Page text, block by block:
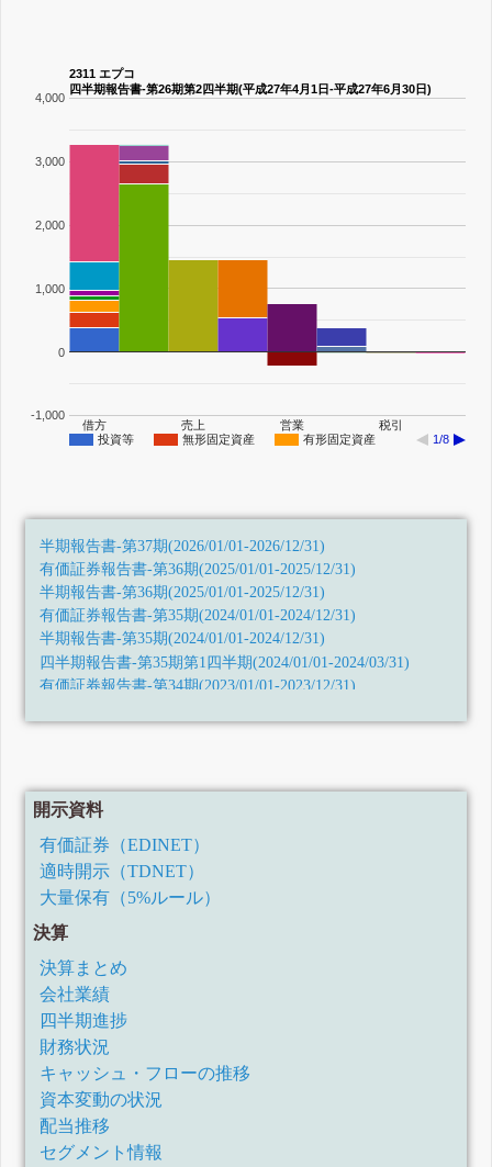
2311 エプコ
四半期報告書-第26期第2四半期(平成27年4月1日-平成27年6月30日)
投資等 無形固定資産 有形固定資産 1/8
借方 売上 営業 税引
-1,000
0
1,000
2,000
3,000
4,000
半期報告書-第37期(2026/01/01-2026/12/31)
有価証券報告書-第36期(2025/01/01-2025/12/31)
半期報告書-第36期(2025/01/01-2025/12/31)
有価証券報告書-第35期(2024/01/01-2024/12/31)
半期報告書-第35期(2024/01/01-2024/12/31)
四半期報告書-第35期第1四半期(2024/01/01-2024/03/31)
有価証券報告書-第34期(2023/01/01-2023/12/31)
四半期報告書-第34期第2四半期(2023/04/01-2023/06/30)
四半期報告書-第33期第3四半期(令和4年7月1日-令和4年9月
30日)
四半期報告書-第33期第2四半期(令和4年4月1日-令和4年6月
30日)
四半期報告書-第33期第1四半期(令和4年1月1日-令和4年3月
31日)
四半期報告書-第32期第3四半期(令和3年7月1日-令和3年9月
30日)
四半期報告書-第32期第2四半期(令和3年4月1日-令和3年6月
30日)
四半期報告書-第32期第1四半期(令和3年1月1日-令和3年3月
31日)
有価証券報告書-第31期(令和2年1月1日-令和2年12月31日)
四半期報告書-第31期第3四半期(令和2年7月1日-令和2年9月
30日)
四半期報告書-第31期第2四半期(令和2年4月1日-令和2年6月
30日)
四半期報告書-第31期第1四半期(令和2年1月1日-令和2年3月
開示資料
有価証券（EDINET）
適時開示（TDNET）
大量保有（5%ルール）
決算
決算まとめ
会社業績
四半期進捗
財務状況
キャッシュ・フローの推移
資本変動の状況
配当推移
セグメント情報